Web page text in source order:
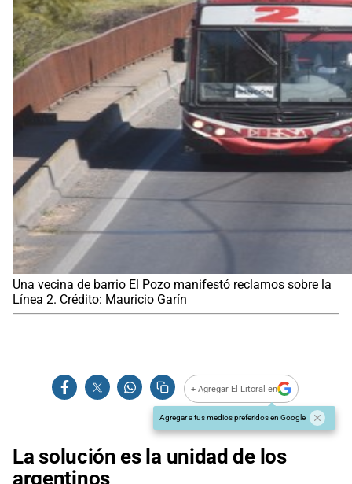
Una vecina de barrio El Pozo manifestó reclamos sobre la
Línea 2. Crédito: Mauricio Garín
+ Agregar El Litoral en
Agregar a tus medios preferidos en Google
La solución es la unidad de los
argentinos